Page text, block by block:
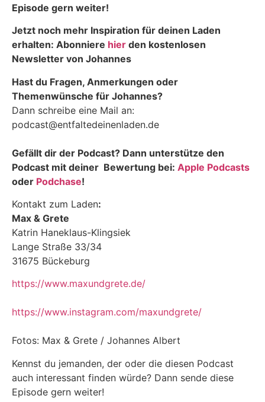
Episode gern weiter!
Jetzt noch mehr Inspiration für deinen Laden
erhalten: Abonniere hier den kostenlosen
Newsletter von Johannes
Hast du Fragen, Anmerkungen oder
Themenwünsche für Johannes?
Dann schreibe eine Mail an:
podcast@entfaltedeinenladen.de
Gefällt dir der Podcast? Dann unterstütze den
Podcast mit deiner Bewertung bei: Apple Podcasts
oder Podchase!
Kontakt zum Laden:
Max & Grete
Katrin Haneklaus-Klingsiek
Lange Straße 33/34
31675 Bückeburg
https://www.maxundgrete.de/
https://www.instagram.com/maxundgrete/
Fotos: Max & Grete / Johannes Albert
Kennst du jemanden, der oder die diesen Podcast
auch interessant finden würde? Dann sende diese
Episode gern weiter!